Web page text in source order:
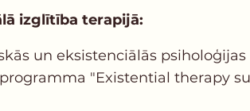
izglītība terapijā:
un eksistenciālās
"Existential therapy